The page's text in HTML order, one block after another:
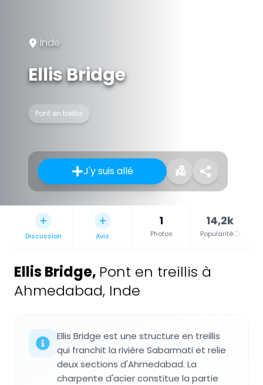
Inde
Ellis Bridge
Pont en treillis
J'y suis allé
Discussion Avis
1
Photos
14,2k
Popularité
Ellis Bridge, Pont en treillis à
Ahmedabad, Inde
Ellis Bridge est une structure en treillis
qui franchit la rivière Sabarmati et relie
deux sections d'Ahmedabad. La
charpente d'acier constitue la partie